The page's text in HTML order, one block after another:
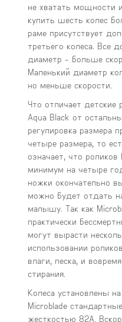
не хватать мощности
купить шесть колес
раме присутствует
третьего колеса. Все
диаметр - больше
Маленький диаметр
но меньше скорости.
Что отличает детские
Aqua Black от
регулировка размера
четыре размера, то
означает, что
минимум на четыре
ножки окончательно
можно будет отдать
малышу. Так как
практически
могут вырасти
использовании
влаги, песка, и
стирания.
Колеса установлены
Microblade
жесткостью 82А.